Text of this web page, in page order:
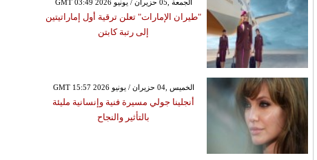
GMT 03:49 2026 الجمعة ,05 حزيران / يونيو
"طيران الإمارات" تعلن ترقية أول إماراتيتين
إلى رتبة كابتن
GMT 15:57 2026 الخميس ,04 حزيران / يونيو
أنجلينا جولي مسيرة فنية وإنسانية مليئة
بالتأثير والنجاح